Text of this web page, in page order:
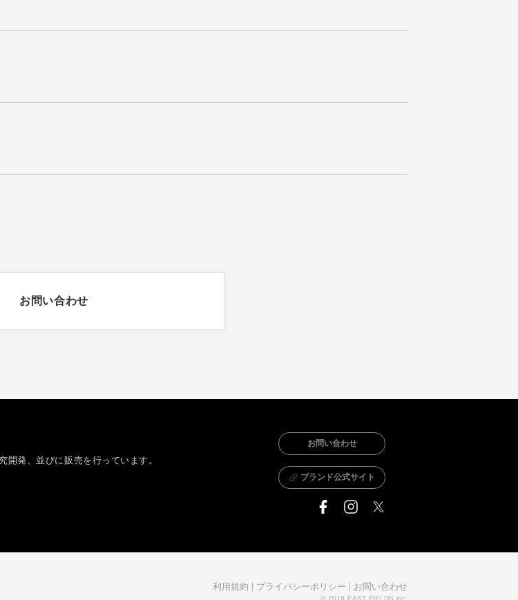
お問い合わせ
開発、並びに販売を行っています。
お問い合わせ
ブランド公式サイト
利用規約 プライバシーポリシー お問い合わせ
© 2018 EAST FIELDS inc.